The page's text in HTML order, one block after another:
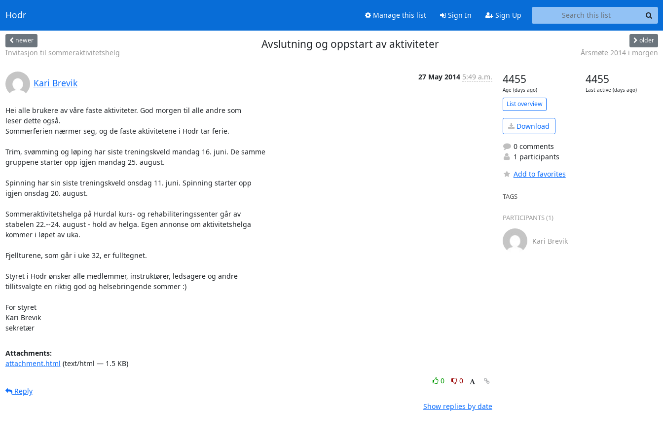
Hodr Manage this list Sign In Sign Up
newer
Invitasjon til sommeraktivitetshelg
Avslutning og oppstart av aktiviteter older
Årsmøte 2014 i morgen
Kari Brevik
27 May 2014 5:49 a.m.
Hei alle brukere av våre faste aktiviteter. God morgen til alle andre som
leser dette også.
Sommerferien nærmer seg, og de faste aktivitetene i Hodr tar ferie.
Trim, svømming og løping har siste treningskveld mandag 16. juni. De samme
gruppene starter opp igjen mandag 25. august.
Spinning har sin siste treningskveld onsdag 11. juni. Spinning starter opp
igjen onsdag 20. august.
Sommeraktivitetshelga på Hurdal kurs- og rehabiliteringssenter går av
stabelen 22.--24. august - hold av helga. Egen annonse om aktivitetshelga
kommer i løpet av uka.
Fjellturene, som går i uke 32, er fulltegnet.
Styret i Hodr ønsker alle medlemmer, instruktører, ledsagere og andre
tillitsvalgte en riktig god og helsebringende sommer :)
For styret
Kari Brevik
sekretær
Attachments:
attachment.html (text/html — 1.5 KB)
0
0
Reply
Show replies by date
4455
Age (days ago)
4455
Last active (days ago)
List overview
Download
0 comments
1 participants
Add to favorites
TAGS
PARTICIPANTS (1)
Kari Brevik